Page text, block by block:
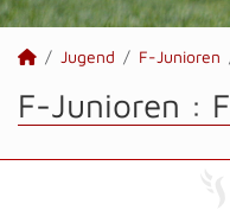
Jugend F-Junioren
F-Junioren :